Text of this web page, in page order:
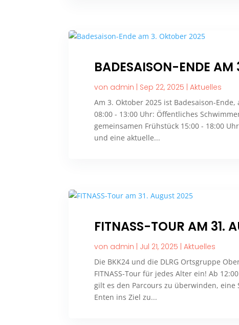
BADESAISON-ENDE AM
von admin | Sep 22, 2025 |Aktuelles
Am 3. Oktober 2025 ist Badesaison-
08:00 - 13:00 Uhr: Öffentliches
gemeinsamen Frühstück 15:00 - 18:00
und eine aktuelle...
FITNASS-TOUR AM 31.
von admin | Jul 21, 2025 |Aktuelles
Die BKK24 und die DLRG Ortsgruppe
FITNASS-Tour für jedes Alter ein! Ab
gilt es den Parcours zu überwinden,
Enten ins Ziel zu...